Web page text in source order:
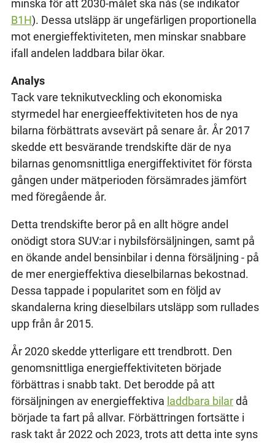
minska för att 2030-målet ska nås (se indikator
B1H). Dessa utsläpp är ungefärligen proportionella
mot energieffektiviteten, men minskar snabbare
ifall andelen laddbara bilar ökar.
Analys
Tack vare teknikutveckling och ekonomiska
styrmedel har energieeffektiviteten hos de nya
bilarna förbättrats avsevärt på senare år. År 2017
skedde ett besvärande trendskifte där de nya
bilarnas genomsnittliga energiffektivitet för första
gången under mätperioden försämrades jämfört
med föregående år.
Detta trendskifte beror på en allt högre andel
onödigt stora SUV:ar i nybilsförsäljningen, samt på
en ökande andel bensinbilar i denna försäljning - på
de mer energieffektiva dieselbilarnas bekostnad.
Dessa tappade i popularitet som en följd av
skandalerna kring dieselbilars utsläpp som rullades
upp från år 2015.
År 2020 skedde ytterligare ett trendbrott. Den
genomsnittliga energieffektiviteten började
förbättras i snabb takt. Det berodde på att
försäljningen av energieffektiva laddbara bilardå
började ta fart på allvar. Förbättringen fortsätte i
rask takt år 2022 och 2023, trots att detta inte syns